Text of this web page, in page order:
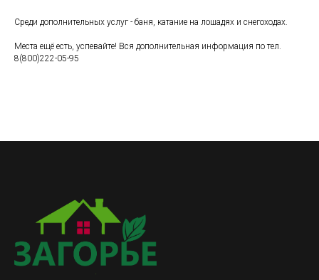
Среди дополнительных услуг - баня, катание на лошадях и снегоходах.
Места ещё есть, успевайте! Вся дополнительная информация по тел.
8(800)222-05-95